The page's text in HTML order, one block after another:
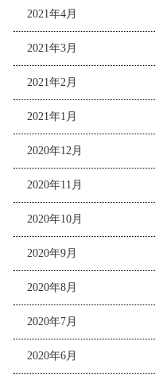
2021年4月
2021年3月
2021年2月
2021年1月
2020年12月
2020年11月
2020年10月
2020年9月
2020年8月
2020年7月
2020年6月